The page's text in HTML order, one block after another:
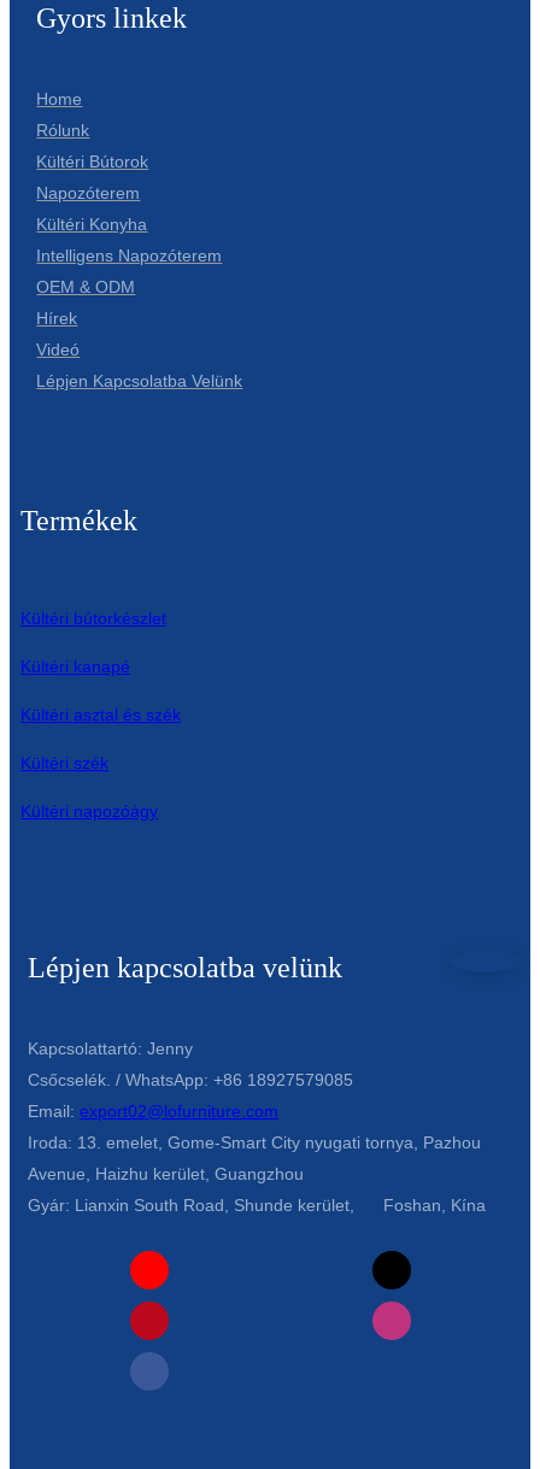
Gyors linkek
Home
Rólunk
Kültéri Bútorok
Napozóterem
Kültéri Konyha
Intelligens Napozóterem
OEM & ODM
Hírek
Videó
Lépjen Kapcsolatba Velünk
Termékek
Kültéri bútorkészlet
Kültéri kanapé
Kültéri asztal és szék
Kültéri szék
Kültéri napozóágy
Lépjen kapcsolatba velünk
Kapcsolattartó: Jenny
Csőcselék. / WhatsApp: +86 18927579085
Email: export02@lofurniture.com
Iroda: 13. emelet, Gome-Smart City nyugati tornya, Pazhou
Avenue, Haizhu kerület, Guangzhou
Gyár: Lianxin South Road, Shunde kerület, Foshan, Kína